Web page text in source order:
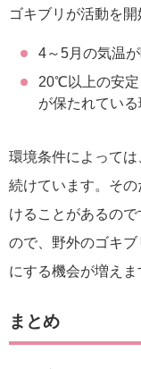
ゴキブリが活動を
4～5月の気温
20℃以上の安定
が保たれている
環境条件によって
続けています。そ
けることがあるの
ので、野外のゴキ
にする機会が増えま
まとめ